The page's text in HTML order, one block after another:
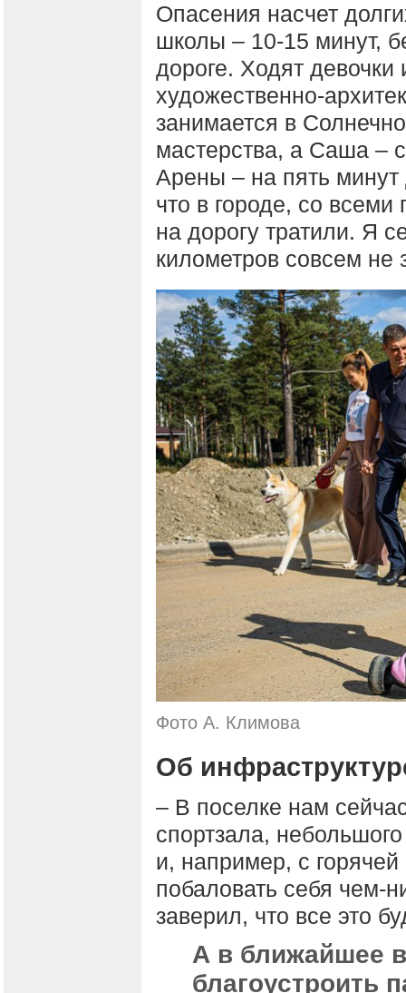
Опасения насчет
школы – 10-15 минут,
дороге. Ходят
художественно-
занимается в
мастерства, а Саша –
Арены – на пять
что в городе, со
на дорогу тратили. Я
километров совсем не
Фото А. Климова
Об
– В поселке нам
спортзала,
и, например, с
побаловать себя чем-
заверил, что все это
А в ближайшее
благоустроить